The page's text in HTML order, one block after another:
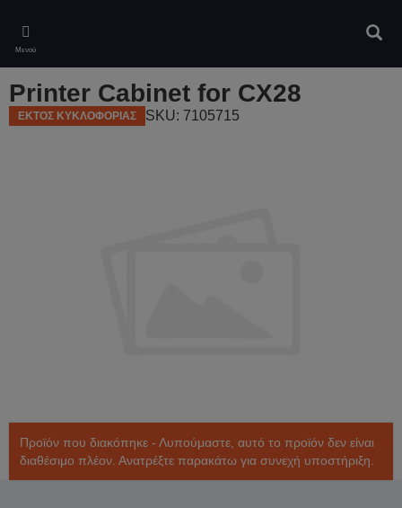
main
content
Μενού
Printer Cabinet for CX28
ΕΚΤΟΣ ΚΥΚΛΟΦΟΡΙΑΣ SKU: 7105715
Προϊόν που διακόπηκε - Λυπούμαστε, αυτό το προϊόν δεν είναι
διαθέσιμο πλέον. Ανατρέξτε παρακάτω για συνεχή υποστήριξη.